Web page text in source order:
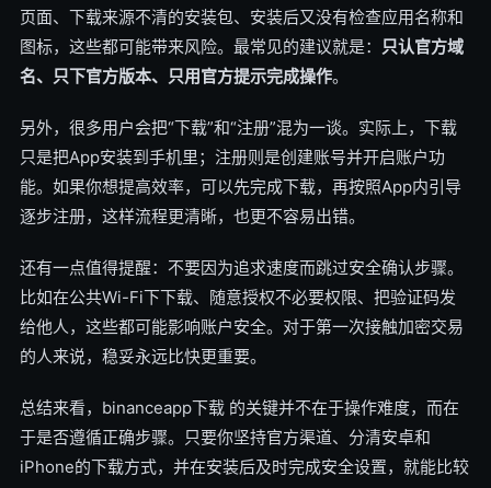
页面、下载来源不清的安装包、安装后又没有检查应用名称和
图标，这些都可能带来风险。最常见的建议就是：
只认官方域
名、只下官方版本、只用官方提示完成操作。
另外，很多用户会把“下载”和“注册”混为一谈。实际上，下载
只是把App安装到手机里；注册则是创建账号并开启账户功
能。如果你想提高效率，可以先完成下载，再按照App内引导
逐步注册，这样流程更清晰，也更不容易出错。
还有一点值得提醒：不要因为追求速度而跳过安全确认步骤。
比如在公共Wi-Fi下下载、随意授权不必要权限、把验证码发
给他人，这些都可能影响账户安全。对于第一次接触加密交易
的人来说，稳妥永远比快更重要。
总结来看，binanceapp下载 的关键并不在于操作难度，而在
于是否遵循正确步骤。只要你坚持官方渠道、分清安卓和
iPhone的下载方式，并在安装后及时完成安全设置，就能比较